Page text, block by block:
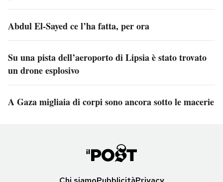
Abdul El-Sayed ce l’ha fatta, per ora
Su una pista dell’aeroporto di Lipsia è stato trovato
un drone esplosivo
A Gaza migliaia di corpi sono ancora sotto le macerie